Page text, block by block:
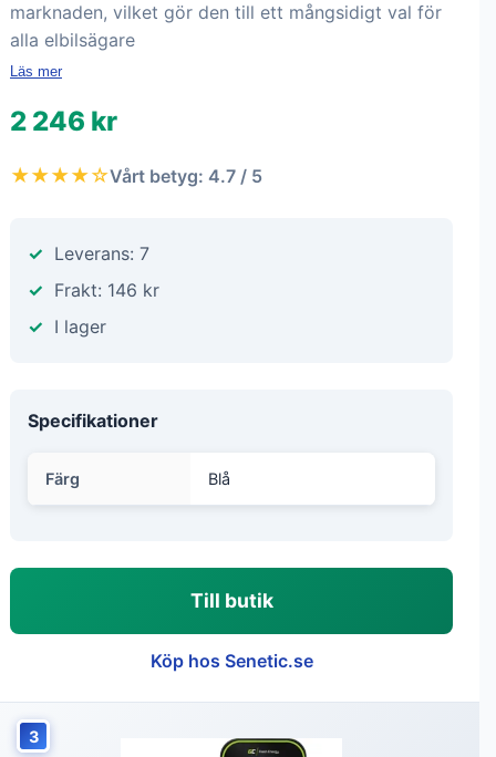
marknaden, vilket gör den till ett mångsidigt val för
alla elbilsägare
Läs mer
2 246 kr
★★★★☆Vårt betyg: 4.7 / 5
Leverans: 7
Frakt: 146 kr
I lager
Specifikationer
Färg Blå
Till butik
Köp hos Senetic.se
3